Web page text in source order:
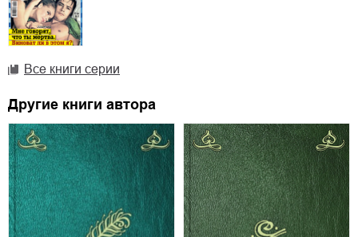
Все книги серии
Другие книги автора